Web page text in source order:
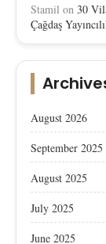
Stamil on 30
Çağdaş
August 2026
September 2025
August 2025
July 2025
June 2025